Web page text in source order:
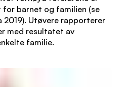
barnet og familien (se
Utøvere rapporterer
med resultatet av
familie.